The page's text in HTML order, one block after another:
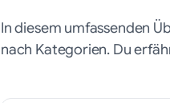
In diesem umfassenden
nach Kategorien. Du